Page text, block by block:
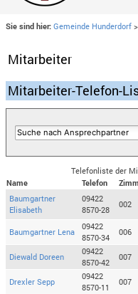
Sie sind hier: Gemeinde Hunderdorf >
Mitarbeiter
Mitarbeiter-Telefon-
Telefonliste der
Name
Telefon
Baumgartner
Elisabeth
09422
8570-28
002
Baumgartner Lena
09422
8570-34
006
Diewald Doreen
09422
8570-42
007
Drexler Sepp
09422
8570-11
007